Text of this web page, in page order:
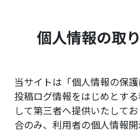
個人情報の取
当サイトは「個人情報の保
投稿ログ情報をはじめとす
して第三者へ提供いたして
合のみ、利用者の個人情報開